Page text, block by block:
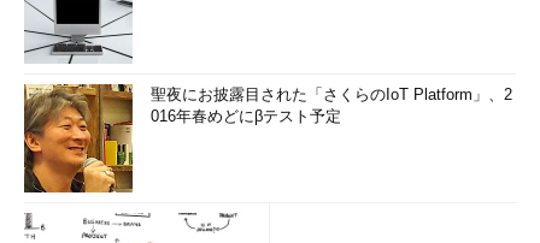
聖夜にお披露目された「さくらのIoT Platform」、2
016年春めどにβテスト予定